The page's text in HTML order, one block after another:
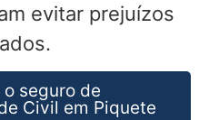
evitar prejuízos
seguro de
Civil em Piquete